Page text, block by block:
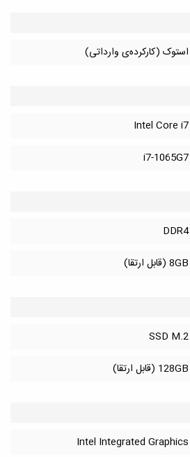
استوک (کارکرده‌ی وارداتی)
Intel Core i7
i7-1065G7
DDR4
8GB (قابل ارتقا)
SSD M.2
128GB (قابل ارتقا)
Intel Integrated Graphics